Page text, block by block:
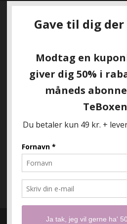
Månedens teer – maj hos
TeBoxen
Hvad betyder First Flush te?